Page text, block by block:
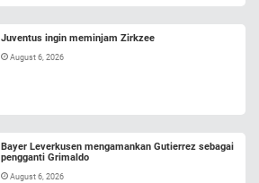
Juventus ingin meminjam Zirkzee
August 6, 2026
Bayer Leverkusen mengamankan Gutierrez sebagai
pengganti Grimaldo
August 6, 2026